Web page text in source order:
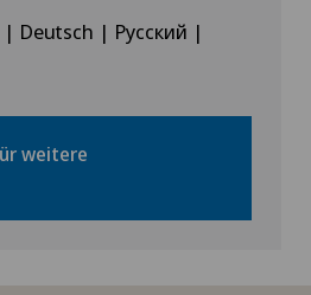
Deutsch | Русский |
weitere